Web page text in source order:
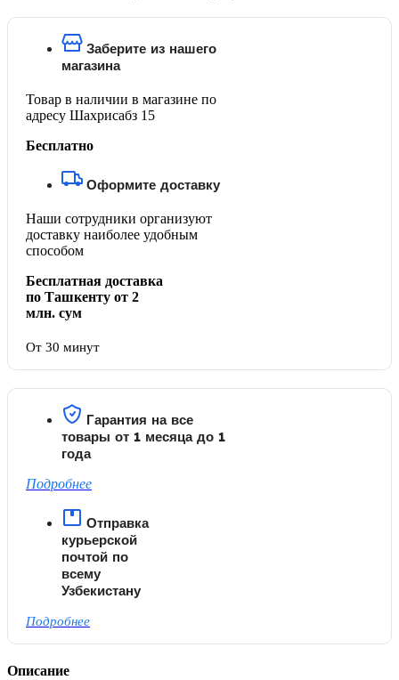
Заберите из нашего
магазина
Товар в наличии в магазине по
адресу Шахрисабз 15
Бесплатно
Оформите доставку
Наши сотрудники организуют
доставку наиболее удобным
способом
Бесплатная доставка
по Ташкенту от 2
млн. сум
От 30 минут
Гарантия на все
товары от 1 месяца до 1
года
Подробнее
Отправка
курьерской
почтой по
всему
Узбекистану
Подробнее
Описание